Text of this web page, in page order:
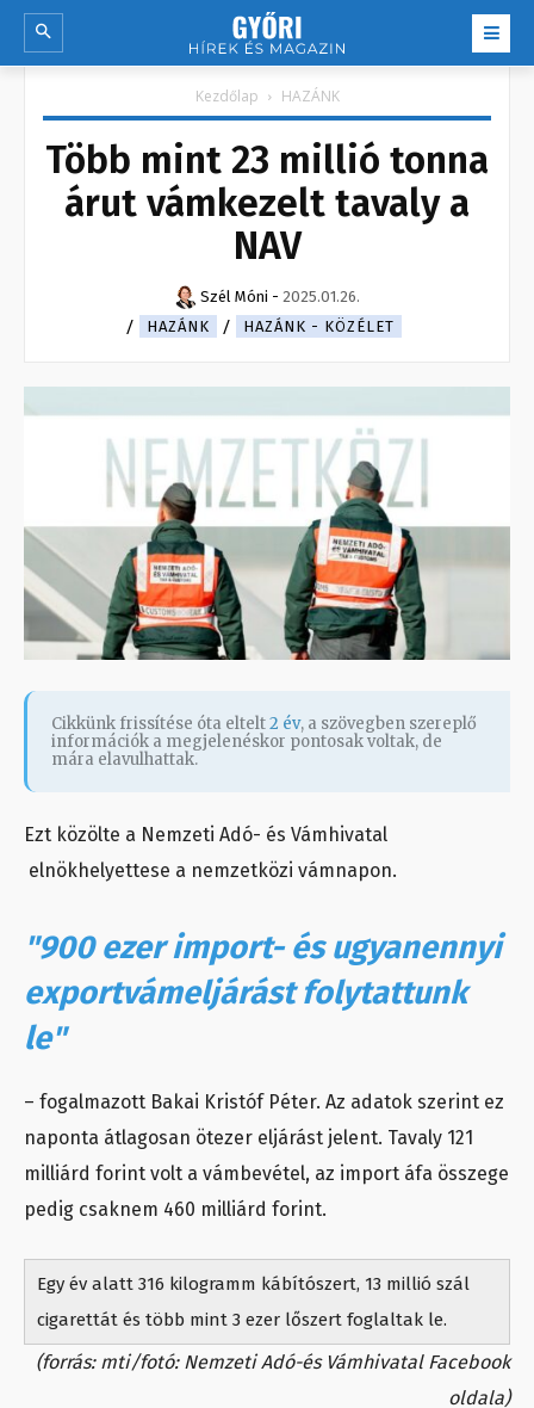
Kezdőlap HAZÁNK
Több mint 23 millió tonna
árut vámkezelt tavaly a
NAV
Szél Móni - 2025.01.26.
HAZÁNK
HAZÁNK - KÖZÉLET
Cikkünk frissítése óta eltelt2 év, a szövegben szereplő
információk a megjelenéskor pontosak voltak, de
mára elavulhattak.
Ezt közölte a Nemzeti Adó- és Vámhivatal
elnökhelyettese a nemzetközi vámnapon.
"900 ezer import- és ugyanennyi
exportvámeljárást folytattunk
le"
– fogalmazott Bakai Kristóf Péter. Az adatok szerint ez
naponta átlagosan ötezer eljárást jelent. Tavaly 121
milliárd forint volt a vámbevétel, az import áfa összege
pedig csaknem 460 milliárd forint.
Egy év alatt 316 kilogramm kábítószert, 13 millió szál
cigarettát és több mint 3 ezer lőszert foglaltak le.
(forrás: mti/fotó: Nemzeti Adó-és Vámhivatal Facebook
oldala)